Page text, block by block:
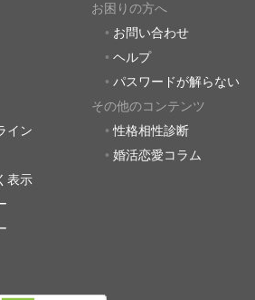
イン
表示
お困りの方へ
お問い合わせ
ヘルプ
パスワードが解らない
その他のコンテンツ
性格相性診断
婚活恋愛コラム